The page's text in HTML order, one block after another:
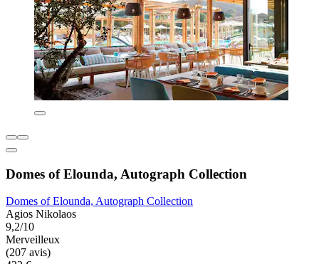
Domes of Elounda, Autograph Collection
Domes of Elounda, Autograph Collection
Agios Nikolaos
9,2/10
Merveilleux
(207 avis)